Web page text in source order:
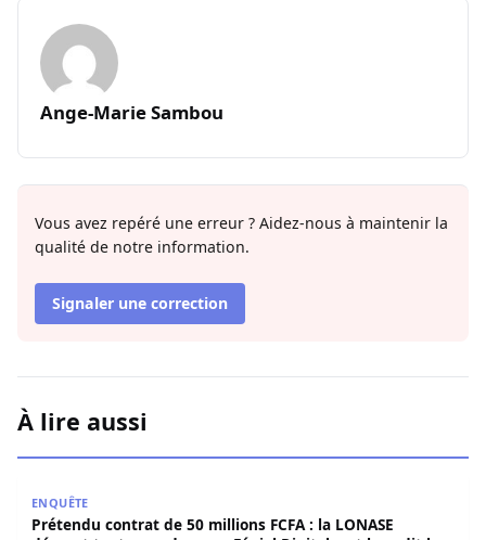
Ange-Marie Sambou
Vous avez repéré une erreur ? Aidez-nous à maintenir la
qualité de notre information.
Signaler une correction
À lire aussi
ENQUÊTE
Prétendu contrat de 50 millions FCFA : la LONASE